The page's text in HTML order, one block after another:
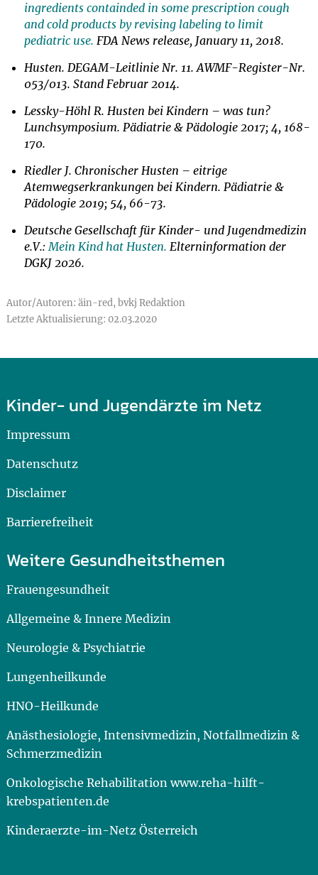
ingredients containded in some prescription cough
and cold products by revising labeling to limit
pediatric use. FDA News release, January 11, 2018.
Husten. DEGAM-Leitlinie Nr. 11. AWMF-Register-Nr.
053/013. Stand Februar 2014.
Lessky-Höhl R. Husten bei Kindern – was tun?
Lunchsymposium. Pädiatrie & Pädologie 2017; 4, 168-
170.
Riedler J. Chronischer Husten – eitrige
Atemwegserkrankungen bei Kindern. Pädiatrie &
Pädologie 2019; 54, 66-73.
Deutsche Gesellschaft für Kinder- und Jugendmedizin
e.V.:Mein Kind hat Husten. Elterninformation der
DGKJ 2026.
Autor/Autoren: äin-red, bvkj Redaktion
Letzte Aktualisierung: 02.03.2020
Kinder- und Jugendärzte im Netz
Impressum
Datenschutz
Disclaimer
Barrierefreiheit
Weitere Gesundheitsthemen
Frauengesundheit
Allgemeine & Innere Medizin
Neurologie & Psychiatrie
Lungenheilkunde
HNO-Heilkunde
Anästhesiologie, Intensivmedizin, Notfallmedizin &
Schmerzmedizin
Onkologische Rehabilitation www.reha-hilft-
krebspatienten.de
Kinderaerzte-im-Netz Österreich